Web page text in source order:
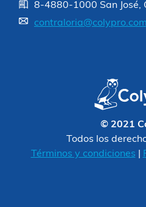
8-4880-1000 San José,
contraloria@colypro.com
© 2021
Todos los
Términos y condiciones